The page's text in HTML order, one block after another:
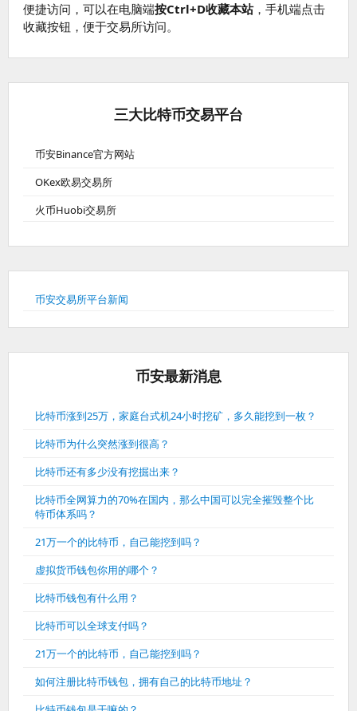
便捷访问，可以在电脑端按Ctrl+D收藏本站，手机端点击
收藏按钮，便于交易所访问。
三大比特币交易平台
币安Binance官方网站
OKex欧易交易所
火币Huobi交易所
币安交易所平台新闻
币安最新消息
比特币涨到25万，家庭台式机24小时挖矿，多久能挖到一枚？
比特币为什么突然涨到很高？
比特币还有多少没有挖掘出来？
比特币全网算力的70%在国内，那么中国可以完全摧毁整个比
特币体系吗？
21万一个的比特币，自己能挖到吗？
虚拟货币钱包你用的哪个？
比特币钱包有什么用？
比特币可以全球支付吗？
21万一个的比特币，自己能挖到吗？
如何注册比特币钱包，拥有自己的比特币地址？